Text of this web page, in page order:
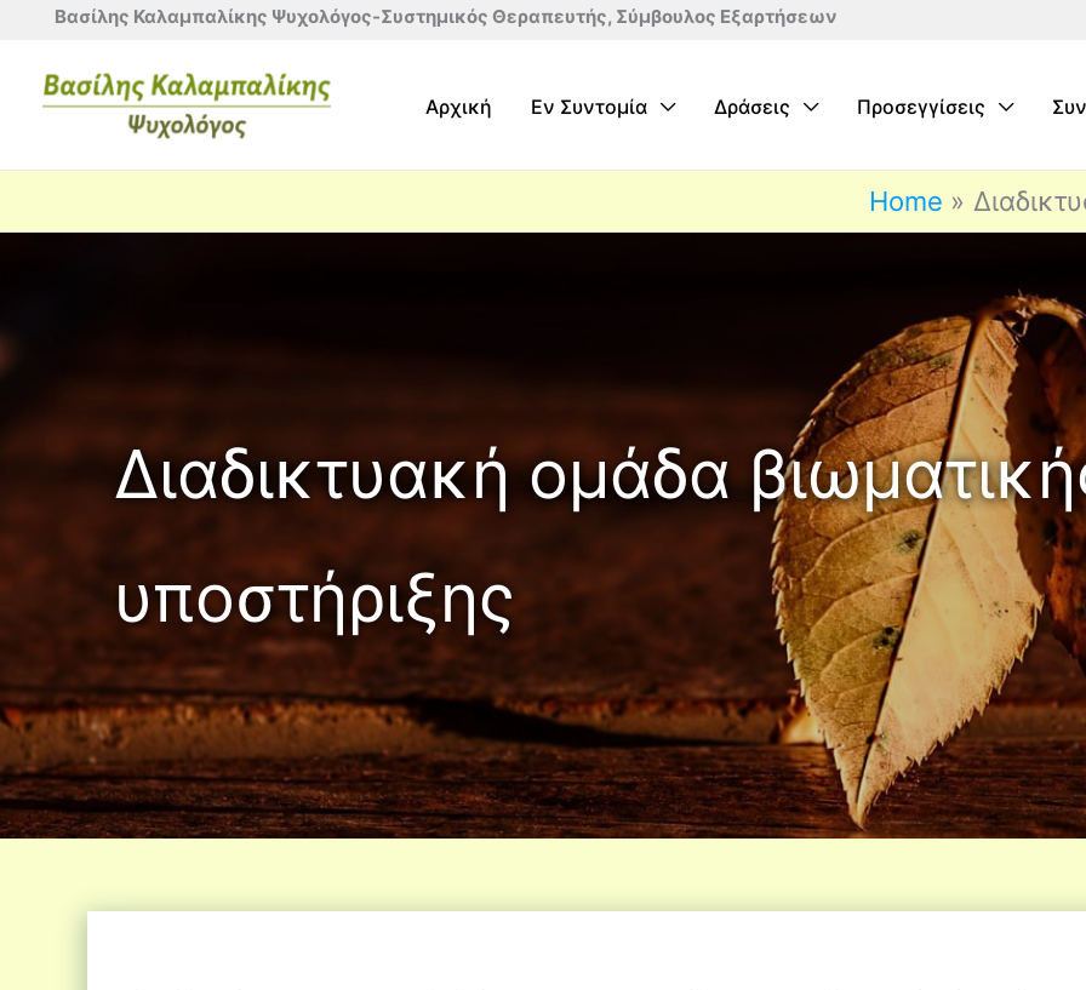
Βασίλης Καλαμπαλίκης Ψυχολόγος-Συστημικός Θεραπευτής, Σύμβουλος Εξαρτήσεων
Αρχική Εν Συντομία Δράσεις Προσεγγίσεις
Home
Διαδικτυακή ομάδα
υποστήριξης